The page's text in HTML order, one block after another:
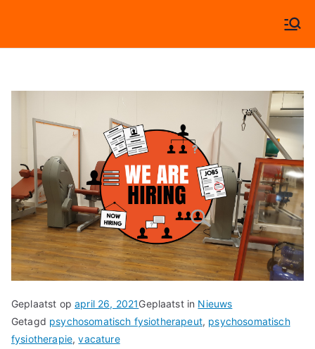
deAlgera Fysiotherapie
Geplaatst opapril 26, 2021Geplaatst in Nieuws
Getagd psychosomatisch fysiotherapeut, psychosomatisch
fysiotherapie,vacature